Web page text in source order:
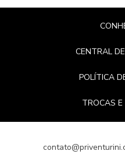
CENTRAL
POLÍTICA
TROCAS E